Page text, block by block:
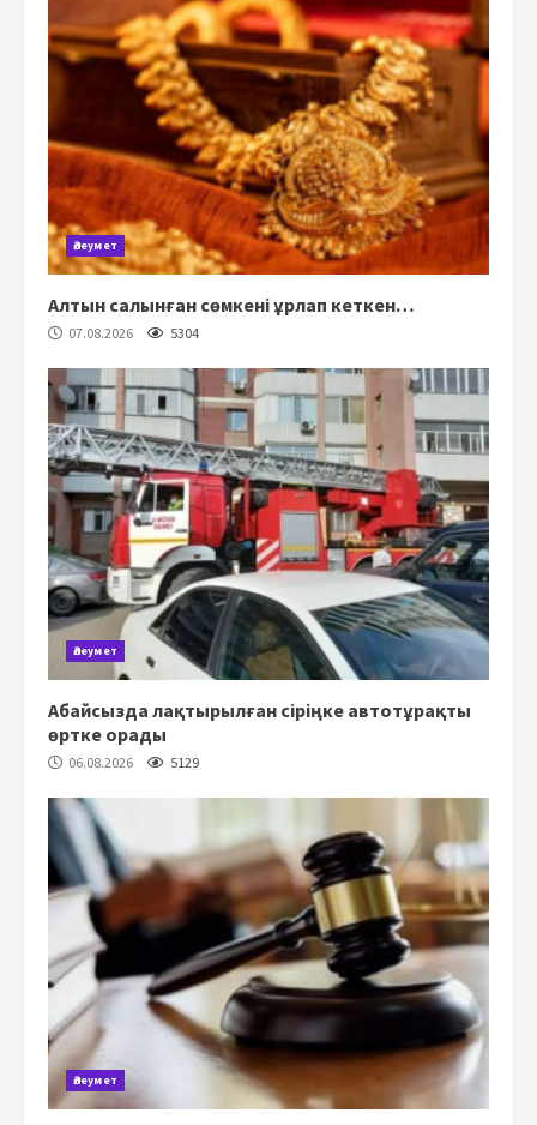
Әлеумет
Алтын салынған сөмкені ұрлап кеткен…
07.08.2026 5304
Әлеумет
Абайсызда лақтырылған сіріңке автотұрақты
өртке орады
06.08.2026 5129
Әлеумет